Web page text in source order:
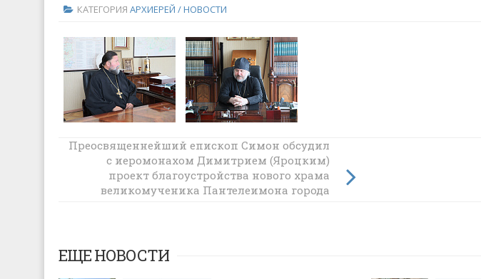
КАТЕГОРИЯ АРХИЕРЕЙ / НОВОСТИ
Преосвященнейший епископ Симон и
директор АНО «ФИНИСТ» Т.В. Зуева
подписали соглашение о сотрудничестве
между Шахтинской епархией и
Преосвященнейший епископ Симон обсудил
с иеромонахом Димитрием (Яроцким)
проект благоустройства нового храма
великомученика Пантелеимона города
ЕЩЕ НОВОСТИ